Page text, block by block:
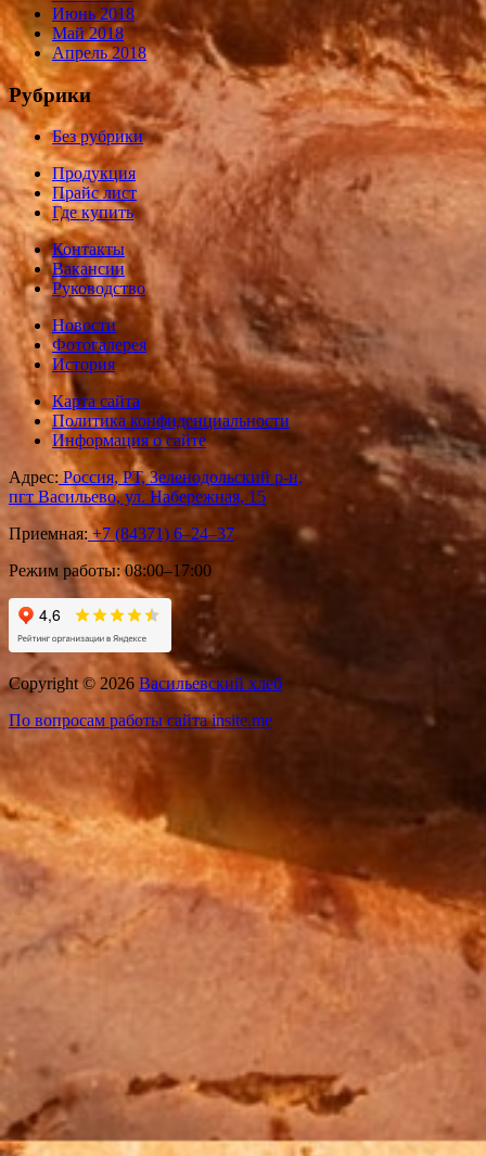
Июнь 2018
Май 2018
Апрель 2018
Рубрики
Без рубрики
Продукция
Прайс лист
Где купить
Контакты
Вакансии
Руководство
Новости
Фотогалерея
История
Карта сайта
Политика конфиденциальности
Информация о сайте
Адрес: Россия, РТ, Зеленодольский р-н,
пгт Васильево, ул. Набережная, 15
Приемная:+7 (84371) 6‒24‒37
Режим работы:08:00–17:00
Copyright © 2026 Васильевский хлеб
По вопросам работы сайта insite.me